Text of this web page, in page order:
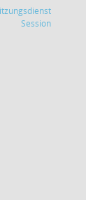
Session(Wird in